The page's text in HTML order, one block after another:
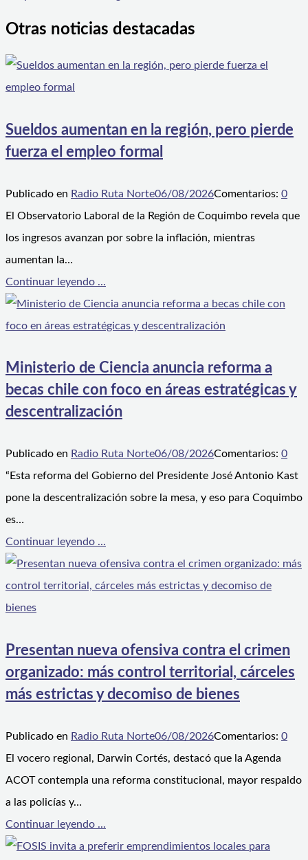
Otras noticias destacadas
Sueldos aumentan en la región, pero pierde
fuerza el empleo formal
Publicado en Radio Ruta Norte06/08/2026Comentarios: 0
El Observatorio Laboral de la Región de Coquimbo revela que
los ingresos avanzan por sobre la inflación, mientras
aumentan la…
Continuar leyendo ...
Ministerio de Ciencia anuncia reforma a
becas chile con foco en áreas estratégicas y
descentralización
Publicado en Radio Ruta Norte06/08/2026Comentarios: 0
“Esta reforma del Gobierno del Presidente José Antonio Kast
pone la descentralización sobre la mesa, y eso para Coquimbo
es…
Continuar leyendo ...
Presentan nueva ofensiva contra el crimen
organizado: más control territorial, cárceles
más estrictas y decomiso de bienes
Publicado en Radio Ruta Norte06/08/2026Comentarios: 0
El vocero regional, Darwin Cortés, destacó que la Agenda
ACOT contempla una reforma constitucional, mayor respaldo
a las policías y…
Continuar leyendo ...